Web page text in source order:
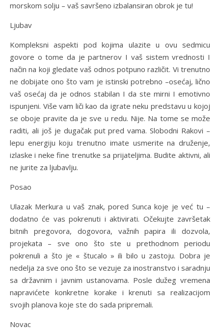
morskom solju – vaš savršeno izbalansiran obrok je tu!
Ljubav
Kompleksni aspekti pod kojima ulazite u ovu sedmicu
govore o tome da je partnerov I vaš sistem vrednosti I
način na koji gledate vaš odnos potpuno različit. Vi trenutno
ne dobijate ono što vam je istinski potrebno –osećaj, lično
vaš osećaj da je odnos stabilan I da ste mirni I emotivno
ispunjeni. Više vam liči kao da igrate neku predstavu u kojoj
se oboje pravite da je sve u redu. Nije. Na tome se može
raditi, ali još je dugačak put pred vama. Slobodni Rakovi –
lepu energiju koju trenutno imate usmerite na druženje,
izlaske i neke fine trenutke sa prijateljima. Budite aktivni, ali
ne jurite za ljubavlju.
Posao
Ulazak Merkura u vaš znak, pored Sunca koje je već tu –
dodatno će vas pokrenuti i aktivirati. Očekujte završetak
bitnih pregovora, dogovora, važnih papira ili dozvola,
projekata – sve ono što ste u prethodnom periodu
pokrenuli a što je « štucalo » ili bilo u zastoju. Dobra je
nedelja za sve ono što se vezuje za inostranstvo i saradnju
sa državnim i javnim ustanovama. Posle dužeg vremena
napravićete konkretne korake i krenuti sa realizacijom
svojih planova koje ste do sada pripremali.
Novac